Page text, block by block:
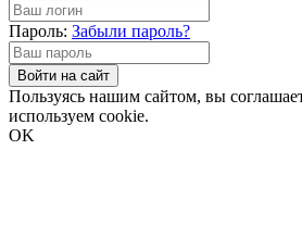
Пароль: Забыли пароль?
Войти на сайт
Пользуясь нашим сайтом, вы
используем cookie.
OK